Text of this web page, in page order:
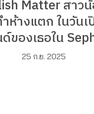
Matter สาว
ห้างแตก ในวัน
ของเธอใน
25 ก.ย. 2025